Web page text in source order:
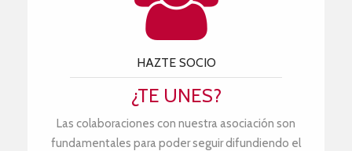
HAZTE SOCIO
¿TE UNES?
Las colaboraciones con nuestra asociación son
fundamentales para poder seguir difundiendo el